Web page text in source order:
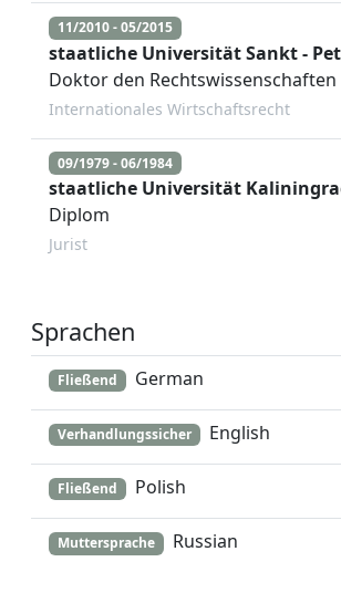
11/2010 - 05/2015
staatliche Universität Sankt -
Doktor den Rechtswissenschaften
Internationales Wirtschaftsrecht
09/1979 - 06/1984
staatliche Universität
Diplom
Jurist
Sprachen
Fließend German
Verhandlungssicher English
Fließend Polish
Muttersprache Russian